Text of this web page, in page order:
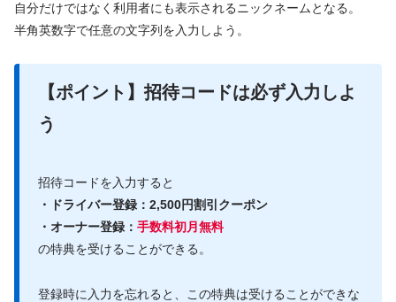
自分だけではなく利用者にも表示されるニックネームとなる。
半角英数字で任意の文字列を入力しよう。
【ポイント】招待コードは必ず入力しよ
う
招待コードを入力すると
・ドライバー登録：2,500円割引クーポン
・オーナー登録： 手数料初月無料
の特典を受けることができる。
登録時に入力を忘れると、この特典は受けることができな